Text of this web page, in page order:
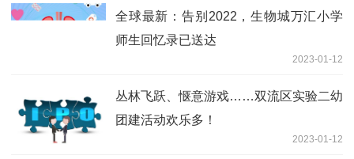
全球最新：告别2022，生物城万汇小学
师生回忆录已送达
2023-01-12
丛林飞跃、惬意游戏……双流区实验二幼
团建活动欢乐多！
2023-01-12